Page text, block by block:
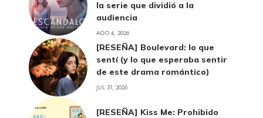
la serie que dividió a la
audiencia
AGO 4, 2026
[RESEÑA] Boulevard: lo que
sentí (y lo que esperaba sentir
de este drama romántico)
JUL 31, 2026
[RESEÑA] Kiss Me: Prohibido